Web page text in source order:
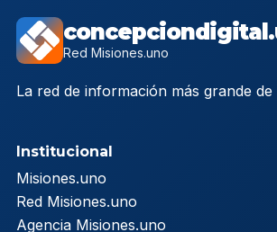
Red Misiones.uno
La red de información más grande de
Institucional
Misiones.uno
Red Misiones.uno
Agencia Misiones.uno